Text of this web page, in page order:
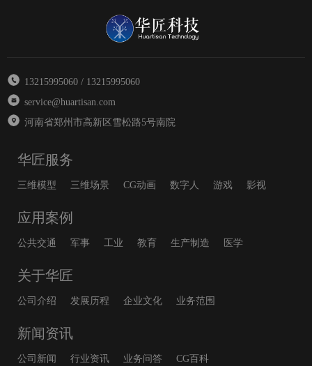
13215995060 / 13215995060
service@huartisan.com
河南省郑州市高新区雪松路5号南院
华匠服务
三维模型 三维场景 CG动画 数字人 游戏 影视
应用案例
公共交通 军事 工业 教育 生产制造 医学
关于华匠
公司介绍 发展历程 企业文化 业务范围
新闻资讯
公司新闻 行业资讯 业务问答 CG百科